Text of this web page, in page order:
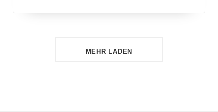
MEHR LADEN